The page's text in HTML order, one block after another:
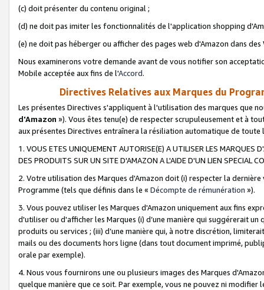
(c) doit présenter du contenu original ;
(d) ne doit pas imiter les fonctionnalités de l'application shopping
(e) ne doit pas héberger ou afficher des pages web d'Amazon dans
Nous examinerons votre demande avant de vous notifier son
Mobile acceptée aux fins de l'Accord.
Directives Relatives aux Marques du
Les présentes Directives s'appliquent à l'utilisation des marques que
d'Amazon »). Vous êtes tenu(e) de respecter scrupuleusement et à
aux présentes Directives entraînera la résiliation automatique de
1. VOUS ETES UNIQUEMENT AUTORISE(E) A UTILISER LES MARQUES
DES PRODUITS SUR UN SITE D'AMAZON A L'AIDE D'UN LIEN SPECIAL
2. Votre utilisation des Marques d'Amazon doit (i) respecter la
Programme (tels que définis dans le « Décompte de rémunération »).
3. Vous pouvez utiliser les Marques d'Amazon uniquement aux fins
d'utiliser ou d'afficher les Marques (i) d’une manière qui suggérerait
produits ou services ; (iii) d’une manière qui, à notre discrétion,
mails ou des documents hors ligne (dans tout document imprimé,
orale par exemple).
4. Nous vous fournirons une ou plusieurs images des Marques
quelque manière que ce soit. Par exemple, vous ne pouvez ni